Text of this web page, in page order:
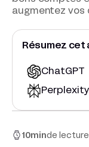
augmentez vos
Résumez cet
ChatGPT
Perplexity
10minde lecture